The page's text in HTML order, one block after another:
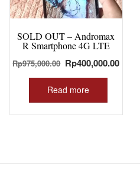
SOLD OUT – Andromax
R Smartphone 4G LTE
Rp975,000.00 Original
price
was:
Rp975,000.00.
Rp400,000.00
Read more